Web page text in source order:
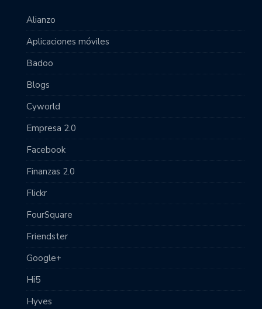
Alianzo
Aplicaciones móviles
Badoo
Blogs
Cyworld
Empresa 2.0
Facebook
Finanzas 2.0
Flickr
FourSquare
Friendster
Google+
Hi5
Hyves